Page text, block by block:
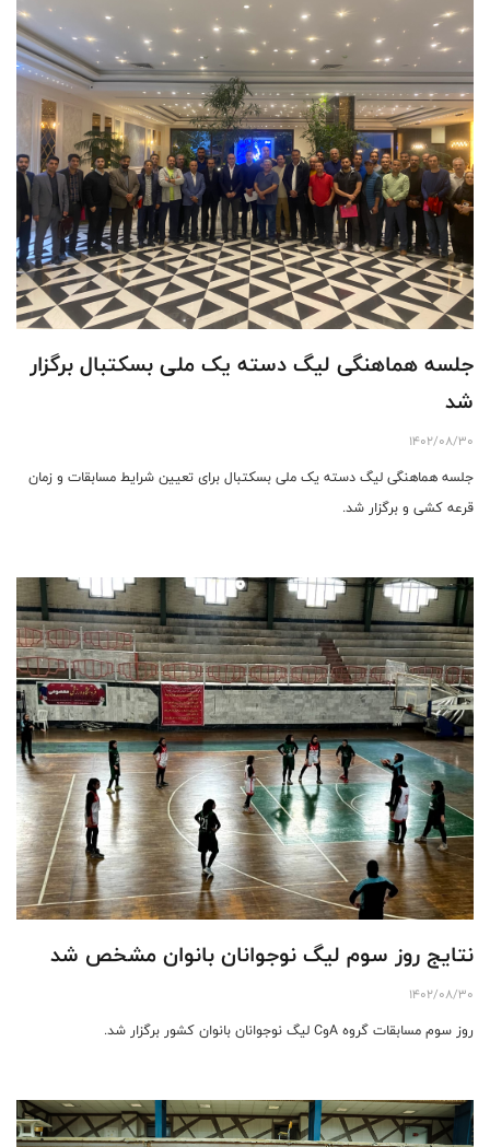
جلسه هماهنگی لیگ دسته یک ملی بسکتبال برگزار
شد
1402/08/30
جلسه هماهنگی لیگ دسته یک ملی بسکتبال برای تعیین شرایط مسابقات و زمان
قرعه کشی و برگزار شد.
نتایج روز سوم لیگ نوجوانان بانوان مشخص شد
1402/08/30
روز سوم مسابقات گروه AوC لیگ نوجوانان بانوان کشور برگزار شد.